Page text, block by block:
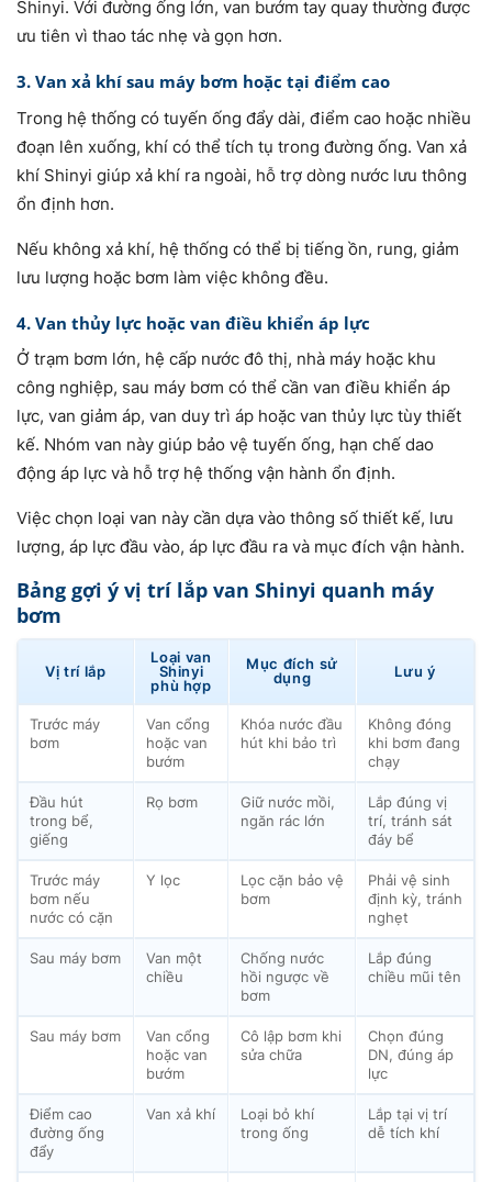
Shinyi. Với đường ống lớn, van bướm tay quay thường được
ưu tiên vì thao tác nhẹ và gọn hơn.
3. Van xả khí sau máy bơm hoặc tại điểm cao
Trong hệ thống có tuyến ống đẩy dài, điểm cao hoặc nhiều
đoạn lên xuống, khí có thể tích tụ trong đường ống. Van xả
khí Shinyi giúp xả khí ra ngoài, hỗ trợ dòng nước lưu thông
ổn định hơn.
Nếu không xả khí, hệ thống có thể bị tiếng ồn, rung, giảm
lưu lượng hoặc bơm làm việc không đều.
4. Van thủy lực hoặc van điều khiển áp lực
Ở trạm bơm lớn, hệ cấp nước đô thị, nhà máy hoặc khu
công nghiệp, sau máy bơm có thể cần van điều khiển áp
lực, van giảm áp, van duy trì áp hoặc van thủy lực tùy thiết
kế. Nhóm van này giúp bảo vệ tuyến ống, hạn chế dao
động áp lực và hỗ trợ hệ thống vận hành ổn định.
Việc chọn loại van này cần dựa vào thông số thiết kế, lưu
lượng, áp lực đầu vào, áp lực đầu ra và mục đích vận hành.
Bảng gợi ý vị trí lắp van Shinyi quanh máy
bơm
Vị trí lắp
Loại van
Shinyi
phù hợp
Mục đích sử
dụng
Lưu ý
Trước máy
bơm
Van cổng
hoặc van
bướm
Khóa nước đầu
hút khi bảo trì
Không đóng
khi bơm đang
chạy
Đầu hút
trong bể,
giếng
Rọ bơm
Giữ nước mồi,
ngăn rác lớn
Lắp đúng vị
trí, tránh sát
đáy bể
Trước máy
bơm nếu
nước có cặn
Y lọc
Lọc cặn bảo vệ
bơm
Phải vệ sinh
định kỳ, tránh
nghẹt
Sau máy bơm
Van một
chiều
Chống nước
hồi ngược về
bơm
Lắp đúng
chiều mũi tên
Sau máy bơm
Van cổng
hoặc van
bướm
Cô lập bơm khi
sửa chữa
Chọn đúng
DN, đúng áp
lực
Điểm cao
đường ống
đẩy
Van xả khí
Loại bỏ khí
trong ống
Lắp tại vị trí
dễ tích khí